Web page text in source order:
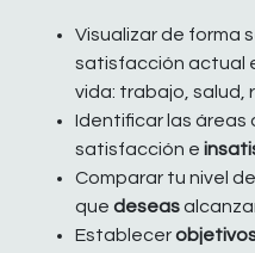
Visualizar de forma
satisfacción actual
vida: trabajo, salud,
Identificar las áreas
satisfacción e
Comparar tu nivel
que deseas
Establecer